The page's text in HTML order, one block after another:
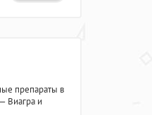
препараты в
Виагра и